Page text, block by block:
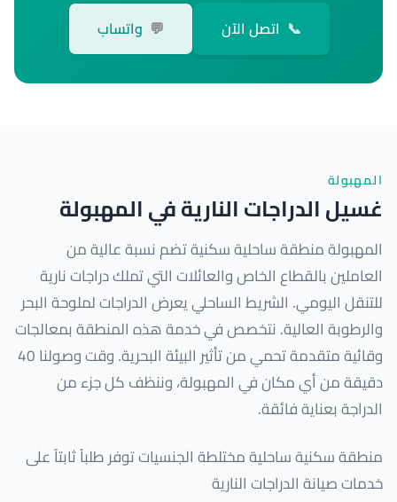
📞 اتصل الآن 💬 واتساب
المهبولة
غسيل الدراجات النارية في المهبولة
المهبولة منطقة ساحلية سكنية تضم نسبة عالية من
العاملين بالقطاع الخاص والعائلات التي تملك دراجات نارية
للتنقل اليومي. الشريط الساحلي يعرض الدراجات لملوحة البحر
والرطوبة العالية. نتخصص في خدمة هذه المنطقة بمعالجات
وقائية متقدمة تحمي من تأثير البيئة البحرية. وقت وصولنا 40
دقيقة من أي مكان في المهبولة، وننظف كل جزء من
الدراجة بعناية فائقة.
منطقة سكنية ساحلية مختلطة الجنسيات توفر طلباً ثابتاً على
خدمات صيانة الدراجات النارية